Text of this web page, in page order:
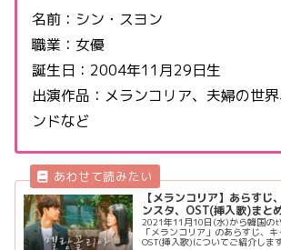
名前：シン・スヨン
職業：女優
誕生日：2004年11月29日生
出演作品：メランコリア、夫婦の世
ンドなど
【メランコリア】あらすじ
ンスタ、OST(挿入歌)まと
2021年11月10日(水)から韓国の
「メランコリア」のあらすじ、キ
OST(挿入歌)についてご紹介しま